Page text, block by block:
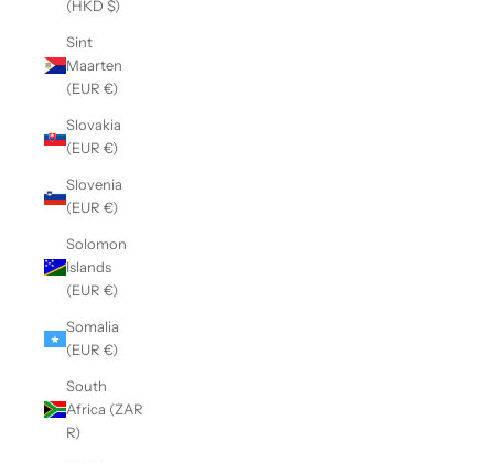
(HKD $)
Sint
Maarten
(EUR €)
Slovakia
(EUR €)
Slovenia
(EUR €)
Solomon
Islands
(EUR €)
Somalia
(EUR €)
South
Africa (ZAR
R)